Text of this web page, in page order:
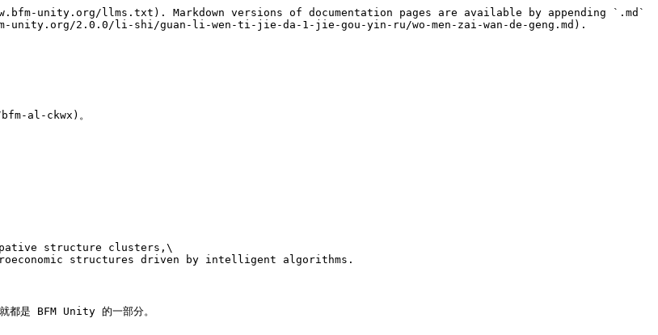
unity.org/llms.txt). Markdown versions of documentation pages are available by appending `.md`
unity.org/2.0.0/li-shi/guan-li-wen-ti-jie-da-1-jie-gou-yin-ru/wo-men-zai-wan-de-geng.md).
al-ckwx)。
structure clusters,\
structures driven by intelligent algorithms.
就都是 BFM Unity 的一部分。